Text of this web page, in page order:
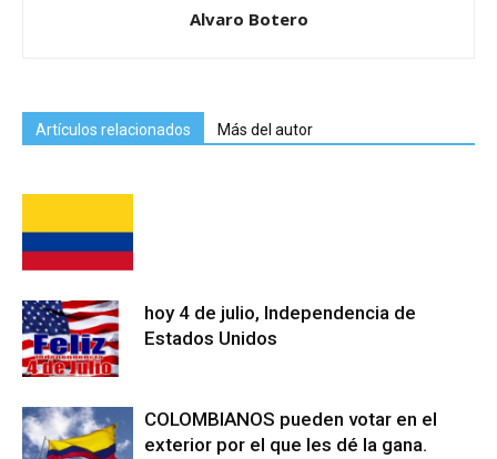
Alvaro Botero
Artículos relacionados Más del autor
hoy 4 de julio, Independencia de
Estados Unidos
COLOMBIANOS pueden votar en el
exterior por el que les dé la gana.